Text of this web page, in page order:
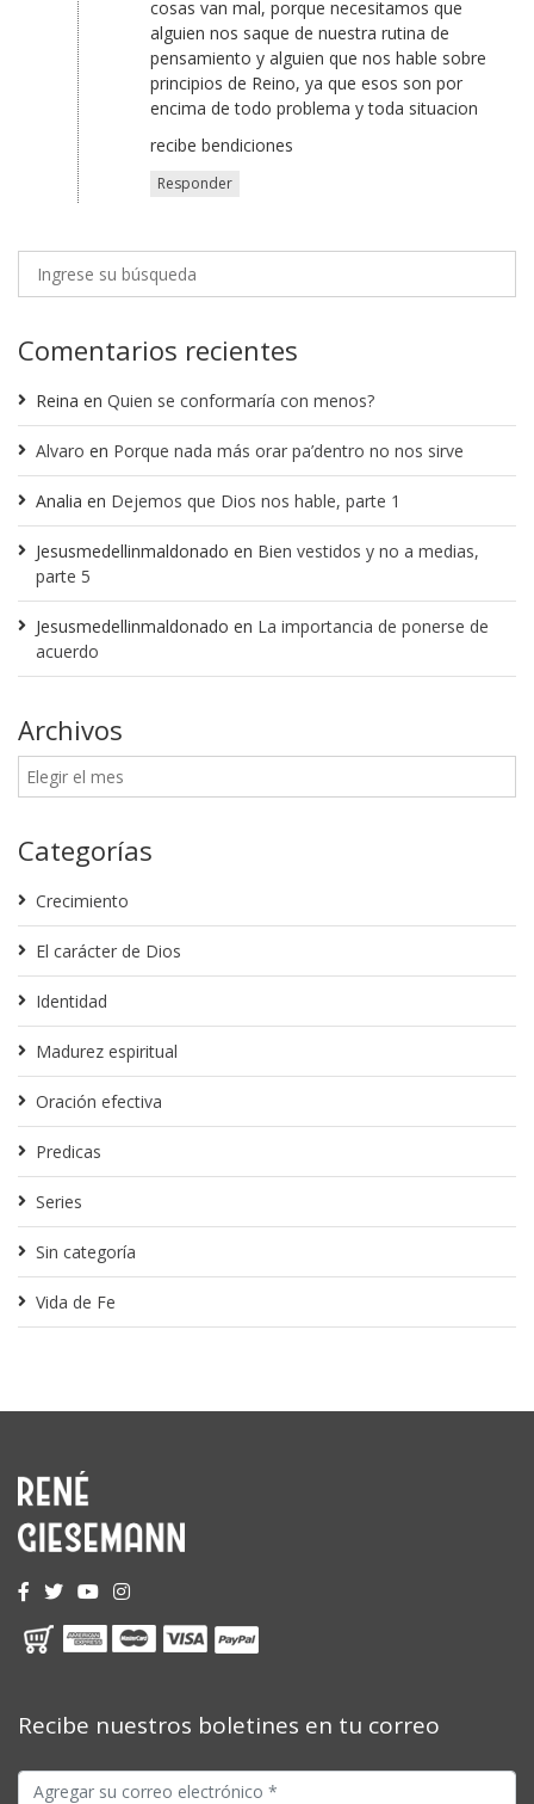
cosas van mal, porque necesitamos que
alguien nos saque de nuestra rutina de
pensamiento y alguien que nos hable sobre
principios de Reino, ya que esos son por
encima de todo problema y toda situacion
recibe bendiciones
Responder
Comentarios recientes
Reina en Quien se conformaría con menos?
Alvaro en Porque nada más orar pa’dentro no nos sirve
Analia en Dejemos que Dios nos hable, parte 1
Jesusmedellinmaldonado en Bien vestidos y no a medias,
parte 5
Jesusmedellinmaldonado en La importancia de ponerse de
acuerdo
Archivos
Categorías
Crecimiento
El carácter de Dios
Identidad
Madurez espiritual
Oración efectiva
Predicas
Series
Sin categoría
Vida de Fe
Recibe nuestros boletines en tu correo